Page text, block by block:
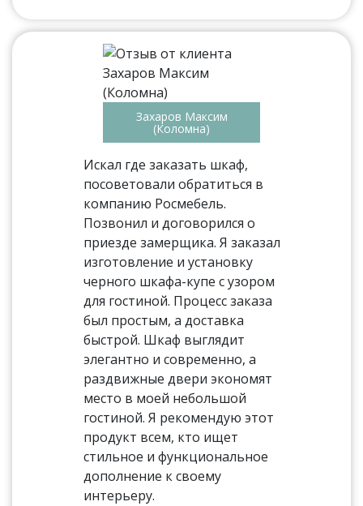
Захаров Максим
(Коломна)
Искал где заказать шкаф,
посоветовали обратиться в
компанию Росмебель.
Позвонил и договорился о
приезде замерщика. Я заказал
изготовление и установку
черного шкафа-купе с узором
для гостиной. Процесс заказа
был простым, а доставка
быстрой. Шкаф выглядит
элегантно и современно, а
раздвижные двери экономят
место в моей небольшой
гостиной. Я рекомендую этот
продукт всем, кто ищет
стильное и функциональное
дополнение к своему
интерьеру.